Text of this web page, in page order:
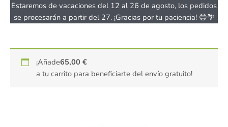
Estaremos de vacaciones del 12 al 26 de agosto, los pedidos
se procesarán a partir del 27. ¡Gracias por tu paciencia! 😊🌴
¡Añade65,00€
a tu carrito para beneficiarte del envío gratuito!
Te
verde
Sencha